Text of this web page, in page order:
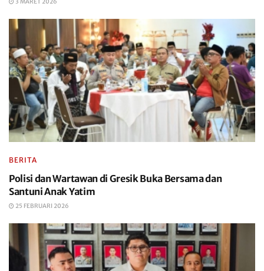
BERITA
Polisi dan Wartawan di Gresik Buka Bersama dan
Santuni Anak Yatim
25 FEBRUARI 2026